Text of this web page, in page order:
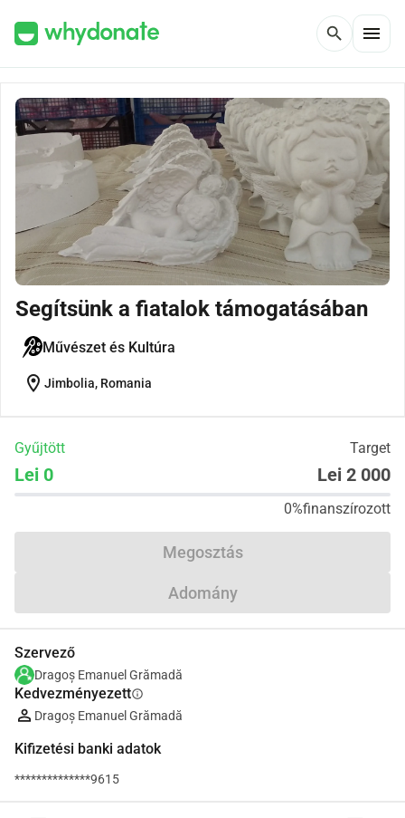
search menu
Segítsünk a fiatalok támogatásában
Művészet és Kultúra
location_on Jimbolia, Romania
Gyűjtött Target
Lei 0 Lei 2 000
0%finanszírozott
Megosztás
Adomány
Szervező
Dragoș Emanuel Grămadă
Kedvezményezettinfo
Dragoș Emanuel Grămadă
Kifizetési banki adatok
**************9615